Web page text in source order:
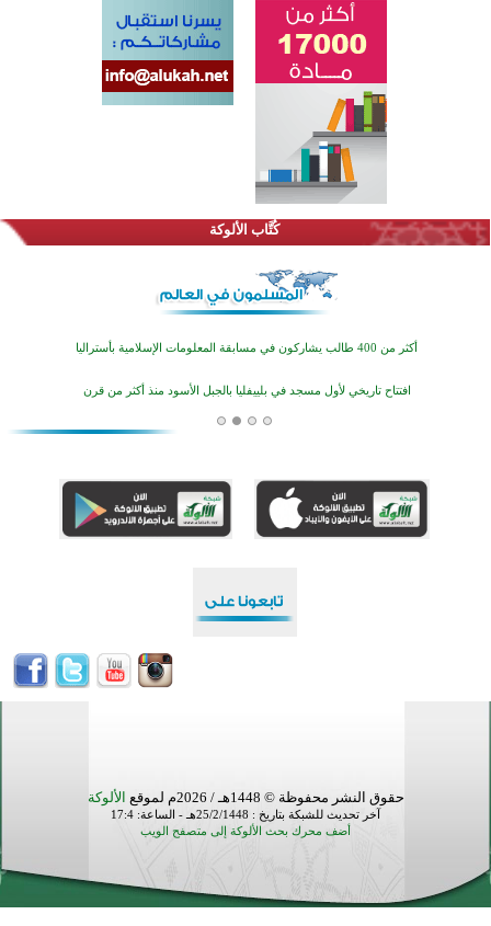
كُتَّاب الألوكة
القرآن والتربية في صدارة البرامج الصيفية للمسلمين في بينزا وساراتوف وموردوفيا هذا العام
اختتام الدورة التاسعة لمسابقة حفظ وتلاوة القرآن الكريم في أزناكاييف
أكثر من 100 شخص يتعرفون على الإسلام خلال يوم المسجد المفتوح في ميلفيل
اختتام منافسات قرآنية متميزة في بنغلاديش بمشاركة 3000 متسابق
منطقة ريبوفسي تحتفل بميلاد مسجد جديد في أجواء إيمانية مميزة
القرآن والتربية في صدارة البرامج الصيفية للمسلمين في بينزا وساراتوف وموردوفيا هذا العام
حقوق النشر محفوظة © 1448هـ / 2026م لموقع الألوكة
آخر تحديث للشبكة بتاريخ : 25/2/1448هـ - الساعة: 17:4
أضف محرك بحث الألوكة إلى متصفح الويب